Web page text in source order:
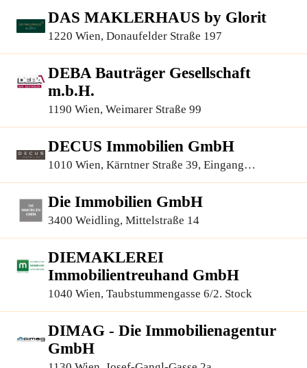
DAS MAKLERHAUS by Glorit
1220 Wien, Donaufelder Straße 197
DEBA Bauträger Gesellschaft
m.b.H.
1190 Wien, Weimarer Straße 99
DECUS Immobilien GmbH
1010 Wien, Kärntner Straße 39, Eingang
Die Immobilien GmbH
3400 Weidling, Mittelstraße 14
DIEMAKLEREI
Immobilientreuhand GmbH
1040 Wien, Taubstummengasse 6/2. Stock
DIMAG - Die Immobilienagentur
GmbH